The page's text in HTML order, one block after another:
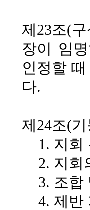
제23조(
장이 임
인정할
다.
제24조(
1. 지회
2. 지회
3. 조합
4. 제반